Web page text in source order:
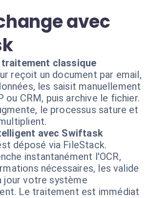
avec
classique
reçoit un document par email,
les saisit manuellement
ou CRM, puis archive le fichier.
le processus sature et
avec Swiftask
déposé via FileStack.
instantanément l'OCR,
nécessaires, les valide
jour votre système
Le traitement est immédiat